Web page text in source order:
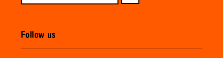
Follow us